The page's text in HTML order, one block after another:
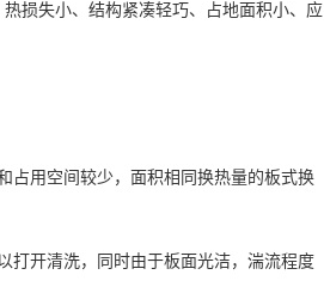
损失小、结构紧凑轻巧、占地面积小、应
占用空间较少，面积相同换热量的板式换
打开清洗，同时由于板面光洁，湍流程度